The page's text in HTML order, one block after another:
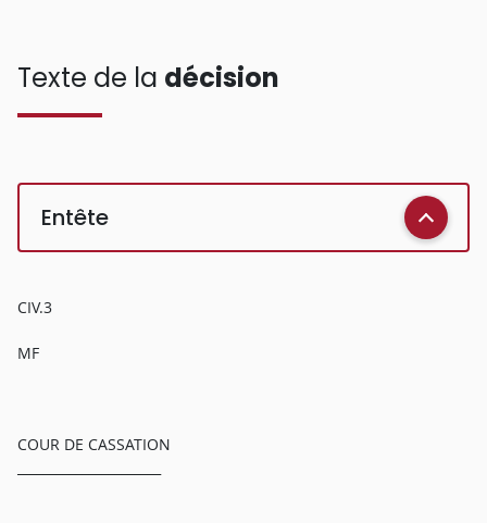
Texte de la décision
Entête
CIV.3
MF
COUR DE CASSATION